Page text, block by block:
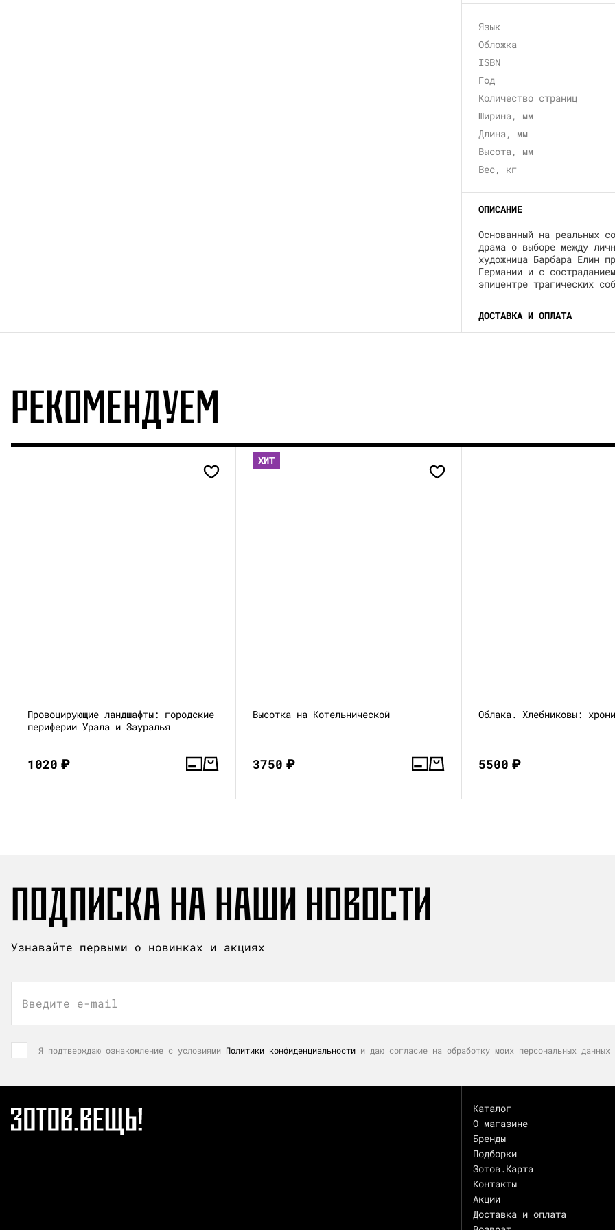
Язык
Обложка
ISBN
Год
Количество страниц
Ширина, мм
Длина, мм
Высота, мм
Вес, кг
ОПИСАНИЕ
Основанный на реальных
драма о выборе между
художница Барбара Елин
Германии и с
эпицентре трагических
ДОСТАВКА И ОПЛАТА
РЕКОМЕНДУЕМ
Провоцирующие ландшафты: городские
периферии Урала и Зауралья
1020₽
ХИТ
Высотка на Котельнической
3750₽
Облака. Хлебниковы:
5500₽
ПОДПИСКА НА НАШИ НОВОСТИ
Узнавайте первыми о новинках и акциях
Введите e-mail
Я подтверждаю ознакомление с условиями Политики конфиденциальности и даю согласие на обработку моих персональных
Каталог
О магазине
Бренды
Подборки
Зотов.Карта
Контакты
Акции
Доставка и оплата